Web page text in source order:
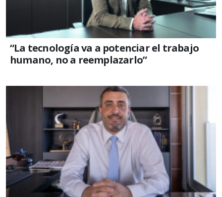
“La tecnología va a potenciar el trabajo
humano, no a reemplazarlo”